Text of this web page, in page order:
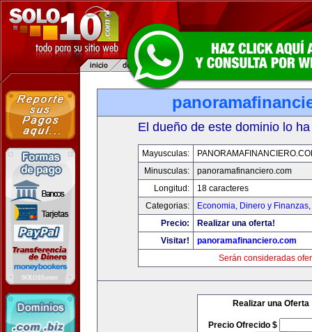
El dueño de este dominio lo
Mayusculas:
Minusculas:
panoramafinanciero.com
Longitud:
18 caracteres
Categorias:
Economia, Dinero y Finanzas,
Precio:
Realizar una oferta!
Visitar!
panoramafinanciero.com
Serán consideradas
Realizar una Oferta
Precio Ofrecido $